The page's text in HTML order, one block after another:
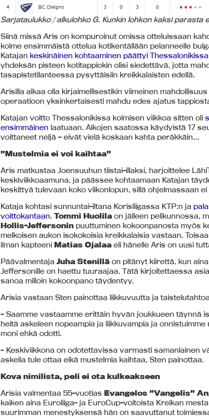
Sarjataulukko / alkulohko G. Kunkin lohkon kaksi parasta
Siinä missä Aris on kompuroinut omissa otteluissaan
kolme ensimmäistä ottelua kotikentällään pelanneelle
Katajan keskinäinen kohtaaminen päättyi
yhdeksän pisteen kotitappiokin olisi siedettävä, jotta
tasapistetilanteessa pysyttäisiin kreikkalaisten edellä.
Arisilla alkaa olla kirjaimellisestikin viimeinen
operaatioon yksinkertaisesti mahdu edes ajatus
Katajan voitto Thessalonikissa kolmisen viikkoa sitten oli
ensimmäinen laatuaan. Aikojen saatossa käydyistä 17
voittaneet neljä – eivät vielä koskaan kahta peräkkäin…
”Mustelmia ei voi kaihtaa”
Aris matkustaa Joensuuhun tiistai-illaksi, harjoittelee
keskiviikkoaamuna, ja päässee kohtaamaan Katajan
keskittyä tulevaan koko viikonlopun, sillä ohjelmassaan
Kataja kohtasi sunnuntai-iltana Korisliigassa KTP:n ja
voittokantaan.Tommi Huolila on jälleen pelikunnossa,
Hollis-Jeffersonin puuttuminen kokoonpanosta myös
melkoisen aukon isokokoisia kreikkalaisia vastaan.
ilman kapteeniMatias Ojalaa eli hänelle Aris on uusi
PäävalmentajaJuha Stenillä on pitänyt kiirettä, kun
Jeffersonille on haettu tuuraajaa. Tätä kirjoitettaessa
sanoa milloin kokoonpano täydentyy.
Arisia vastaan Sten painottaa liikkuvuutta ja
– Saamme vastaamme erittäin hyvän joukkueen täynnä
heitä askeleen nopeampia ja liikkuvampia ja
moni ehkä odotti.
– Keskiviikkona on odotettavissa varmasti samanlainen
askelia tule ottaa eikä mustelmia kaihtaa, Sten painottaa.
Kova nimilista, peli ei ota kulkeakseen
Arisia valmentaa 55-vuotiasEvangelos ”Vangelis”
kaiken aina Euroliiga- ja EuroCup-voitoista Kreikan
suurimman menestyksensä hän on saavuttanut